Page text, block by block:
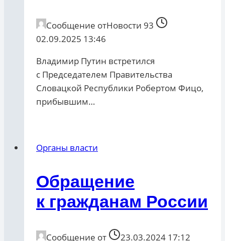
Сообщение отНовости 93
02.09.2025 13:46
Владимир Путин встретился
с Председателем Правительства
Словацкой Республики Робертом Фицо,
прибывшим…
Органы власти
Обращение
к гражданам России
Сообщение от
23.03.2024 17:12